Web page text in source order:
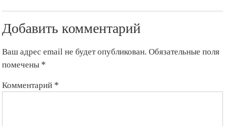
депутатами
Добавить комментарий
Ваш адрес email не будет опубликован. Обязательные поля
помечены *
Комментарий *